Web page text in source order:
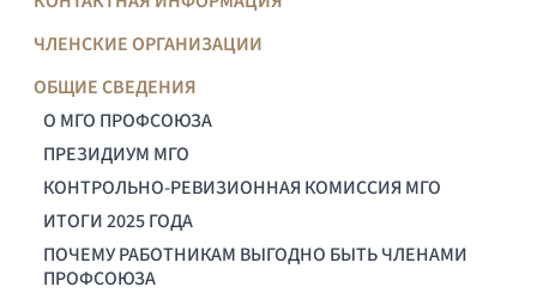
ЧЛЕНСКИЕ ОРГАНИЗАЦИИ
ОБЩИЕ СВЕДЕНИЯ
О МГО ПРОФСОЮЗА
ПРЕЗИДИУМ МГО
КОНТРОЛЬНО-РЕВИЗИОННАЯ КОМИССИЯ МГО
ИТОГИ 2025 ГОДА
ПОЧЕМУ РАБОТНИКАМ ВЫГОДНО БЫТЬ ЧЛЕНАМИ
ПРОФСОЮЗА